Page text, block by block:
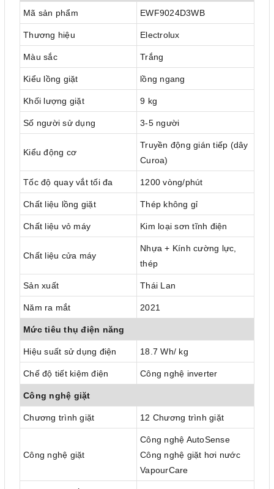
Mã sản phẩm EWF9024D3WB
Thương hiệu Electrolux
Màu sắc Trắng
Kiểu lồng giặt lồng ngang
Khối lượng giặt 9 kg
Số người sử dụng 3-5 người
Kiểu động cơ
Truyền động gián tiếp (dây
Curoa)
Tốc độ quay vắt tối đa 1200 vòng/phút
Chất liệu lồng giặt Thép không gỉ
Chất liệu vỏ máy Kim loại sơn tĩnh điện
Chất liệu cửa máy
Nhựa + Kính cường lực,
thép
Sản xuất Thái Lan
Năm ra mắt 2021
Mức tiêu thụ điện năng
Hiệu suất sử dụng điện 18.7 Wh/ kg
Chế độ tiết kiệm điện Công nghệ inverter
Công nghệ giặt
Chương trình giặt 12 Chương trình giặt
Công nghệ giặt
Công nghệ AutoSense
Công nghệ giặt hơi nước
VapourCare